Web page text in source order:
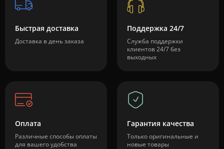
Быстрая доставка
Доставка в день заказа
Поддержка 24/7
Служба поддержки
клиентов 24/7 без
выходных
Оплата
Различные способы оплаты
для вашего удобства
Гарантия качества
Только оригинальные и
новые товары